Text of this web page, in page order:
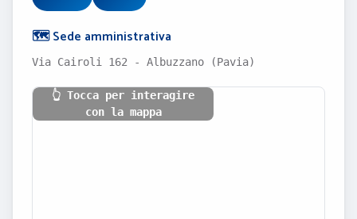
🗺️ Sede amministrativa
Via Cairoli 162 - Albuzzano (Pavia)
👆 Tocca per interagire
con la mappa